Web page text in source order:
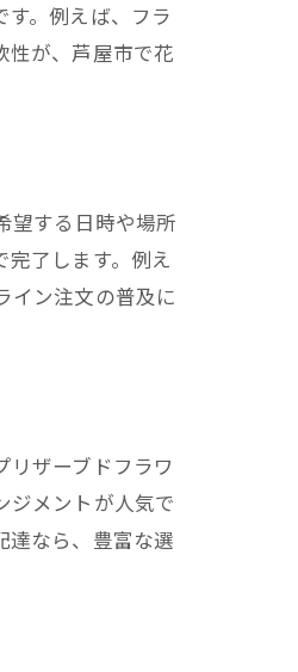
。例えば、フラ
性が、芦屋市で花
望する日時や場所
了します。例え
イン注文の普及に
ザーブドフラワ
ジメントが人気で
達なら、豊富な選